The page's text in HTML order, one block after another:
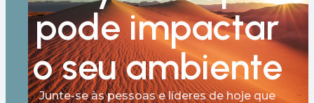
pode impactar
o seu ambiente
Junte-se às pessoas e líderes de hoje que